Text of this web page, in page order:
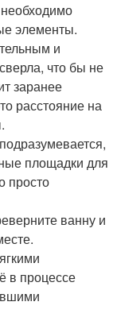
элементы.
и
что бы не
заранее
расстояние на
площадки для
просто
ванну и
в процессе